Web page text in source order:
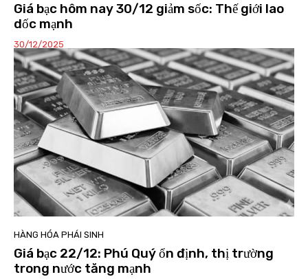
Giá bạc hôm nay 30/12 giảm sốc: Thế giới lao
dốc mạnh
30/12/2025
HÀNG HÓA PHÁI SINH
Giá bạc 22/12: Phú Quý ổn định, thị trường
trong nước tăng mạnh